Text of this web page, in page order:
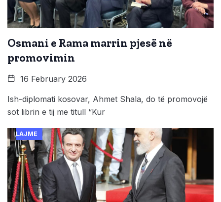
Osmani e Rama marrin pjesë në
promovimin
16 February 2026
Ish-diplomati kosovar, Ahmet Shala, do të promovojë
sot librin e tij me titull “Kur
LAJME